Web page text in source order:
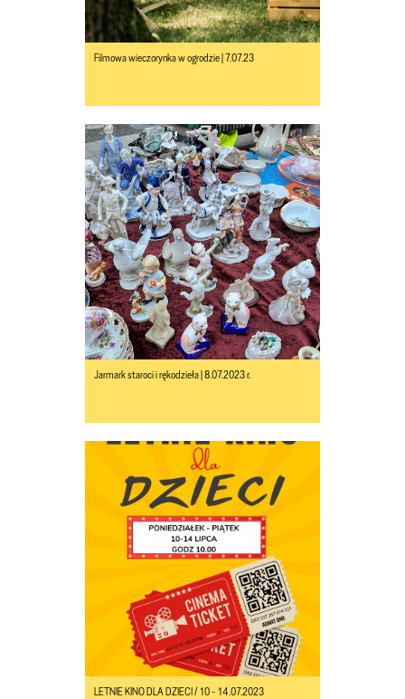
Filmowa wieczorynka w ogrodzie | 7.07.23
Jarmark staroci i rękodzieła | 8.07.2023 r.
LETNIE KINO DLA DZIECI / 10 - 14.07.2023